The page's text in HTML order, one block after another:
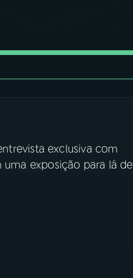
exclusiva com
exposição para lá de